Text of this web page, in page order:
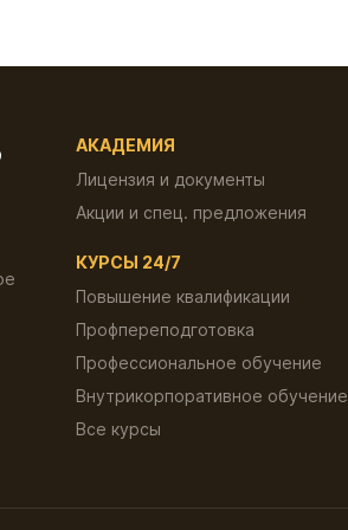
АКАДЕМИЯ
Лицензия и документы
Акции и спец. предложения
КУРСЫ 24/7
Повышение квалификации
Профпереподготовка
Профессиональное обучение
Внутрикорпоративное обучение
Все курсы